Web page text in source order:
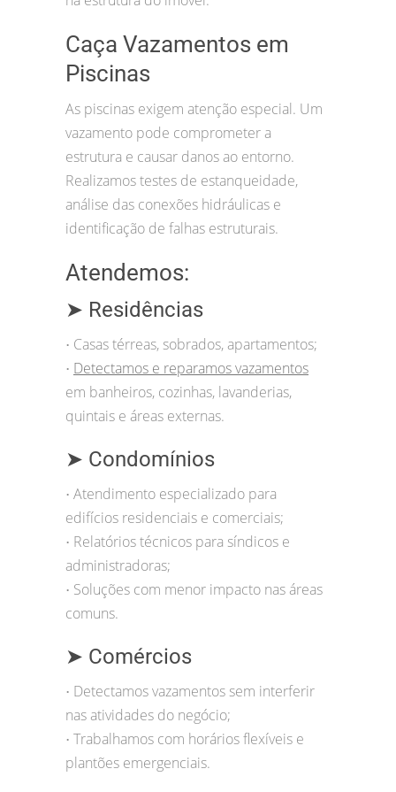
Caça Vazamentos em
Piscinas
As piscinas exigem atenção especial. Um
vazamento pode comprometer a
estrutura e causar danos ao entorno.
Realizamos testes de estanqueidade,
análise das conexões hidráulicas e
identificação de falhas estruturais.
Atendemos:
➤ Residências
• Casas térreas, sobrados, apartamentos;
• Detectamos e reparamos vazamentos
em banheiros, cozinhas, lavanderias,
quintais e áreas externas.
➤ Condomínios
• Atendimento especializado para
edifícios residenciais e comerciais;
• Relatórios técnicos para síndicos e
administradoras;
• Soluções com menor impacto nas áreas
comuns.
➤ Comércios
• Detectamos vazamentos sem interferir
nas atividades do negócio;
• Trabalhamos com horários flexíveis e
plantões emergenciais.